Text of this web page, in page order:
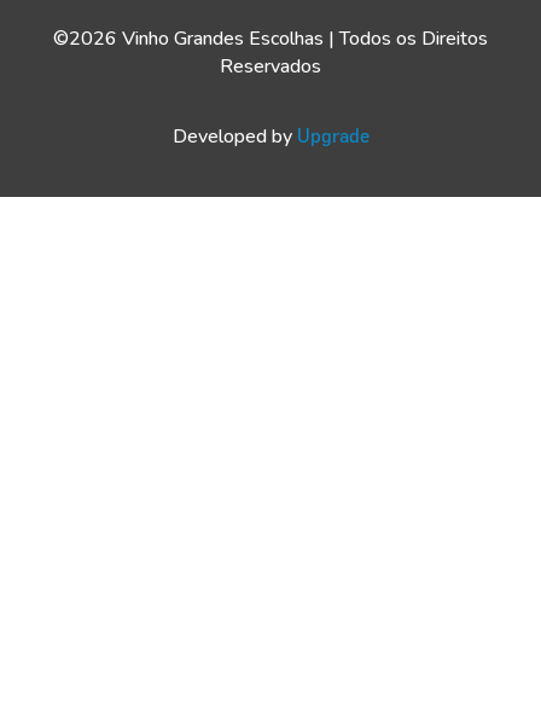
©2026 Vinho Grandes Escolhas | Todos os Direitos
Reservados
Developed by Upgrade